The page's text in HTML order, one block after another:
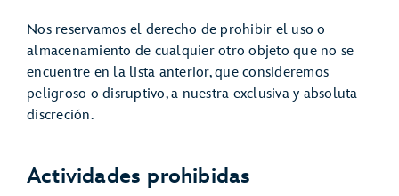
Nos reservamos el derecho de prohibir el uso o
almacenamiento de cualquier otro objeto que no se
encuentre en la lista anterior, que consideremos
peligroso o disruptivo, a nuestra exclusiva y absoluta
discreción.
Actividades prohibidas